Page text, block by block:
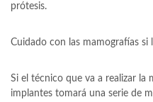
prótesis.
Cuidado con las mamografías si
Si el técnico que va a realizar la
implantes tomará una serie de